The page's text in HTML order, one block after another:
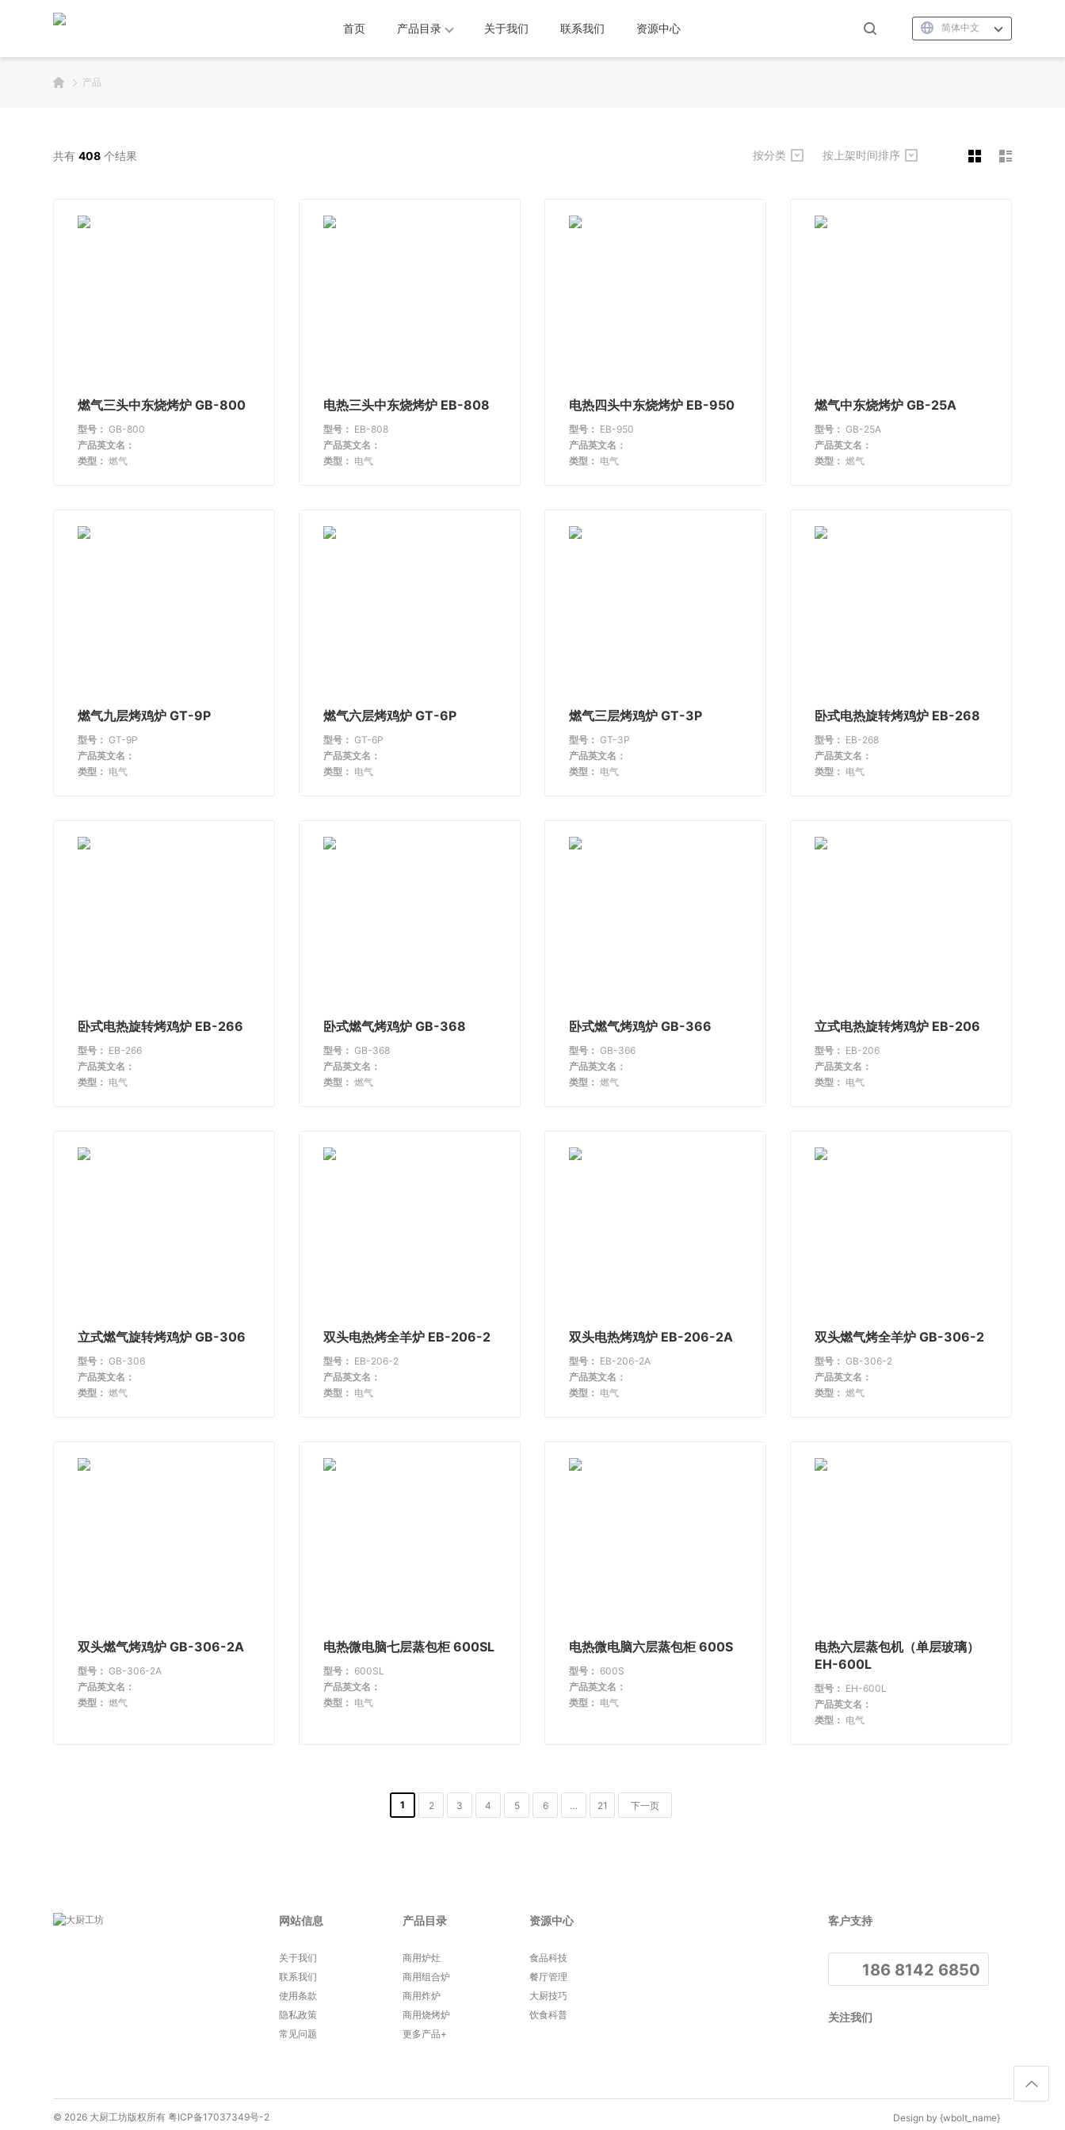
首页 产品目录 关于我们 联系我们 资源中心 简体中文
产品
共有408 个结果 按分类 按上架时间排序
燃气三头中东烧烤炉 GB-800
型号： GB-800
产品英文名：
类型： 燃气
电热三头中东烧烤炉 EB-808
型号： EB-808
产品英文名：
类型： 电气
电热四头中东烧烤炉 EB-950
型号： EB-950
产品英文名：
类型： 电气
燃气中东烧烤炉 GB-25A
型号： GB-25A
产品英文名：
类型： 燃气
燃气九层烤鸡炉 GT-9P
型号： GT-9P
产品英文名：
类型： 电气
燃气六层烤鸡炉 GT-6P
型号： GT-6P
产品英文名：
类型： 电气
燃气三层烤鸡炉 GT-3P
型号： GT-3P
产品英文名：
类型： 电气
卧式电热旋转烤鸡炉 EB-268
型号： EB-268
产品英文名：
类型： 电气
卧式电热旋转烤鸡炉 EB-266
型号： EB-266
产品英文名：
类型： 电气
卧式燃气烤鸡炉 GB-368
型号： GB-368
产品英文名：
类型： 燃气
卧式燃气烤鸡炉 GB-366
型号： GB-366
产品英文名：
类型： 燃气
立式电热旋转烤鸡炉 EB-206
型号： EB-206
产品英文名：
类型： 电气
立式燃气旋转烤鸡炉 GB-306
型号： GB-306
产品英文名：
类型： 燃气
双头电热烤全羊炉 EB-206-2
型号： EB-206-2
产品英文名：
类型： 电气
双头电热烤鸡炉 EB-206-2A
型号： EB-206-2A
产品英文名：
类型： 电气
双头燃气烤全羊炉 GB-306-2
型号： GB-306-2
产品英文名：
类型： 燃气
双头燃气烤鸡炉 GB-306-2A
型号： GB-306-2A
产品英文名：
类型： 燃气
电热微电脑七层蒸包柜 600SL
型号： 600SL
产品英文名：
类型： 电气
电热微电脑六层蒸包柜 600S
型号： 600S
产品英文名：
类型： 电气
电热六层蒸包机（单层玻璃）
EH-600L
型号： EH-600L
产品英文名：
类型： 电气
1 2 3 4 5 6 … 21 下一页
网站信息
关于我们
联系我们
使用条款
隐私政策
常见问题
产品目录
商用炉灶
商用组合炉
商用炸炉
商用烧烤炉
更多产品+
资源中心
食品科技
餐厅管理
大厨技巧
饮食科普
客户支持
186 8142 6850
关注我们
© 2026 大厨工坊版权所有 粤ICP备17037349号-2 Design by {wbolt_name}